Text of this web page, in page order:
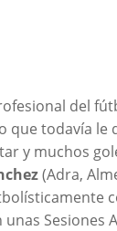
del
que todavía le
y muchos
(Adra,
Sesiones